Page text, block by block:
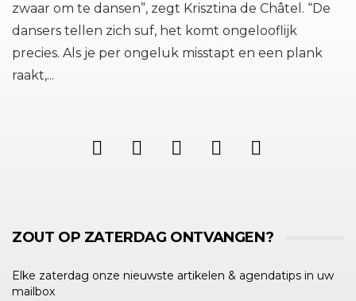
zwaar om te dansen”, zegt Krisztina de Châtel. “De
dansers tellen zich suf, het komt ongelooflijk
precies. Als je per ongeluk misstapt en een plank
raakt,...
ZOUT OP ZATERDAG ONTVANGEN?
Elke zaterdag onze nieuwste artikelen & agendatips in uw
mailbox